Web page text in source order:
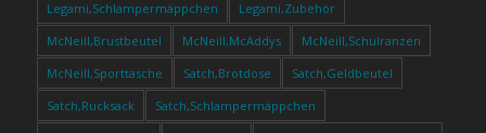
Legami,Schlampermäppchen
Legami,Zubehör
McNeill,Brustbeutel
McNeill,McAddys
McNeill,Schulranzen
McNeill,Sporttasche
Satch,Brotdose
Satch,Geldbeutel
Satch,Rucksack
Satch,Schlampermäppchen